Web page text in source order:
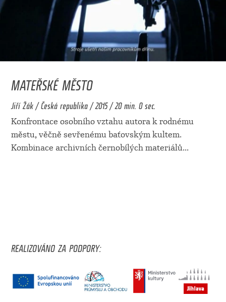
MATEŘSKÉ MĚSTO
Jiří Žák / Česká republika / 2015 / 20 min. 0 sec.
Konfrontace osobního vztahu autora k rodnému
městu, věčně sevřenému baťovským kultem.
Kombinace archivních černobílých materiálů...
REALIZOVÁNO ZA PODPORY: